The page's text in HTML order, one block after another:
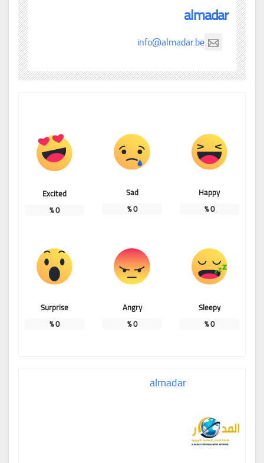
almadar
info@almadar.be
Happy
0
%
Sad
0
%
Excited
0
%
Sleepy
0
%
Angry
0
%
Surprise
0
%
almadar